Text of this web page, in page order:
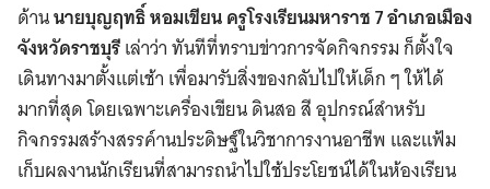
ด้านนายบุญฤทธิ์ หอมเขียน ครูโรงเรียนมหาราช 7 อำเภอเมือง
จังหวัดราชบุรีเล่าว่า ทันทีที่ทราบข่าวการจัดกิจกรรม ก็ตั้งใจ
เดินทางมาตั้งแต่เช้า เพื่อมารับสิ่งของกลับไปให้เด็ก ๆ ให้ได้
มากที่สุด โดยเฉพาะเครื่องเขียน ดินสอ สี อุปกรณ์สำหรับ
กิจกรรมสร้างสรรค์านประดิษฐ์ในวิชาการงานอาชีพ และแฟ้ม
เก็บผลงานนักเรียนที่สามารถนำไปใช้ประโยชน์ได้ในห้องเรียน